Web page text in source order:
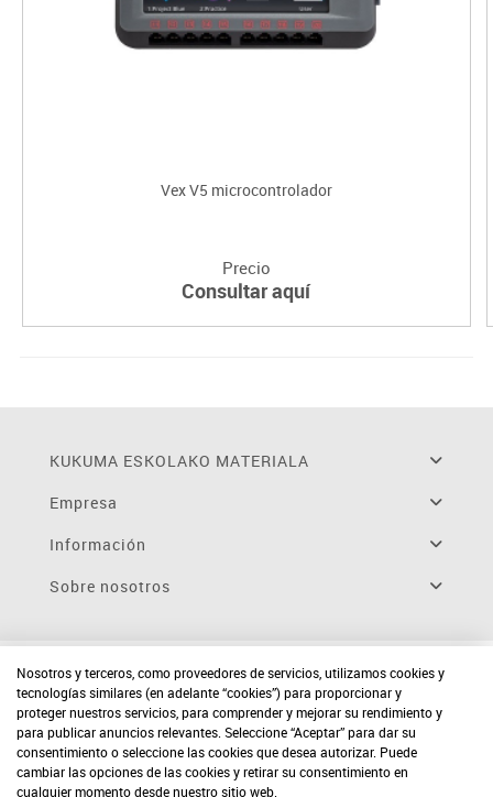
Vex V5 microcontrolador
Precio
Consultar aquí
KUKUMA ESKOLAKO MATERIALA
Empresa
Información
Sobre nosotros
Nosotros y terceros, como proveedores de servicios, utilizamos cookies y
tecnologías similares (en adelante “cookies”) para proporcionar y
proteger nuestros servicios, para comprender y mejorar su rendimiento y
para publicar anuncios relevantes. Seleccione “Aceptar” para dar su
consentimiento o seleccione las cookies que desea autorizar. Puede
cambiar las opciones de las cookies y retirar su consentimiento en
cualquier momento desde nuestro sitio web.